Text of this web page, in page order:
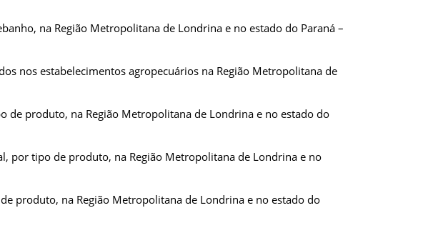
na Região Metropolitana de Londrina e no estado do Paraná –
nos estabelecimentos agropecuários na Região Metropolitana de
de produto, na Região Metropolitana de Londrina e no estado do
por tipo de produto, na Região Metropolitana de Londrina e no
produto, na Região Metropolitana de Londrina e no estado do